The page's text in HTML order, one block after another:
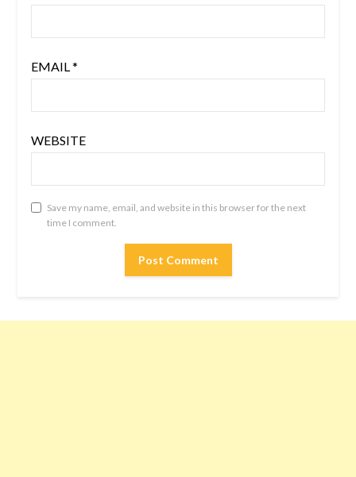
EMAIL*
WEBSITE
Save my name, email, and website in this browser for the next
time I comment.